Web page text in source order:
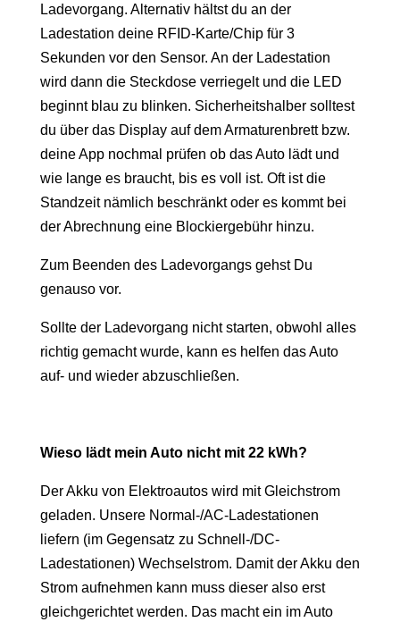
Ladevorgang. Alternativ hältst du an der
Ladestation deine RFID-Karte/Chip für 3
Sekunden vor den Sensor. An der Ladestation
wird dann die Steckdose verriegelt und die LED
beginnt blau zu blinken. Sicherheitshalber solltest
du über das Display auf dem Armaturenbrett bzw.
deine App nochmal prüfen ob das Auto lädt und
wie lange es braucht, bis es voll ist. Oft ist die
Standzeit nämlich beschränkt oder es kommt bei
der Abrechnung eine Blockiergebühr hinzu.
Zum Beenden des Ladevorgangs gehst Du
genauso vor.
Sollte der Ladevorgang nicht starten, obwohl alles
richtig gemacht wurde, kann es helfen das Auto
auf- und wieder abzuschließen.
Wieso lädt mein Auto nicht mit 22 kWh?
Der Akku von Elektroautos wird mit Gleichstrom
geladen. Unsere Normal-/AC-Ladestationen
liefern (im Gegensatz zu Schnell-/DC-
Ladestationen) Wechselstrom. Damit der Akku den
Strom aufnehmen kann muss dieser also erst
gleichgerichtet werden. Das macht ein im Auto